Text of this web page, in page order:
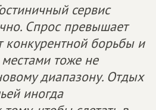
сервис
Спрос превышает
конкурентной борьбы и
местами тоже не
диапазону. Отдых
иногда